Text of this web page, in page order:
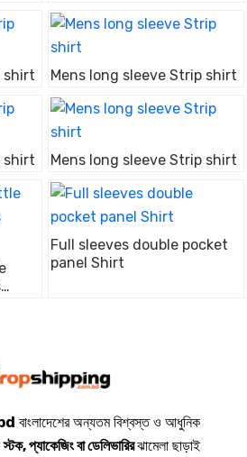
shirt Mens long sleeve Strip shirt
shirt Mens long sleeve Strip shirt
Full sleeves double pocket
panel Shirt
বাংলাদেশের অন্যতম বিশ্বস্ত ও আধুনিক
স্টক, প্যাকেজিং বা ডেলিভারিরঝামেলা ছাড়াই